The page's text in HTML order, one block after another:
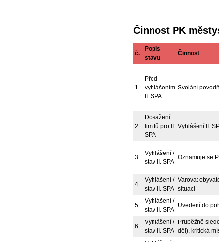
Činnost PK
č.
Popis
stavu
Činnost
1
Před
vyhlášením
II. SPA
Svolání
2
Dosažení
limitů pro II.
SPA
Vyhlášení II.
3
Vyhlášení /
stav II. SPA
Oznamuje se
4
Vyhlášení /
stav II. SPA
Varovat
situaci
5
Vyhlášení /
stav II. SPA
Uvedení do
6
Vyhlášení /
stav II. SPA
Průběžně
děl), kritická